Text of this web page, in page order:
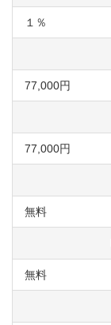
１％
77,000円
77,000円
無料
無料